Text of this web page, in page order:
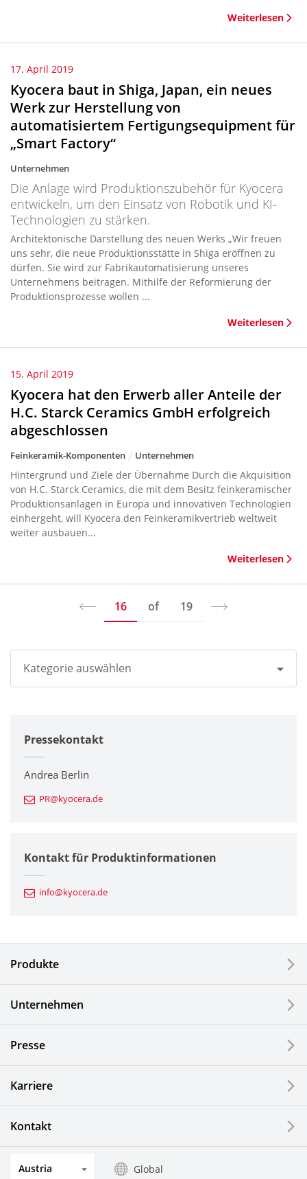
Weiterlesen
17. April 2019
Kyocera baut in Shiga, Japan, ein neues
Werk zur Herstellung von
automatisiertem Fertigungsequipment für
„Smart Factory“
Unternehmen
Die Anlage wird Produktionszubehör für Kyocera
entwickeln, um den Einsatz von Robotik und KI-
Technologien zu stärken.
Architektonische Darstellung des neuen Werks „Wir freuen
uns sehr, die neue Produktionsstätte in Shiga eröffnen zu
dürfen. Sie wird zur Fabrikautomatisierung unseres
Unternehmens beitragen. Mithilfe der Reformierung der
Produktionsprozesse wollen ...
Weiterlesen
15. April 2019
Kyocera hat den Erwerb aller Anteile der
H.C. Starck Ceramics GmbH erfolgreich
abgeschlossen
Feinkeramik-Komponenten Unternehmen
Hintergrund und Ziele der Übernahme Durch die Akquisition
von H.C. Starck Ceramics, die mit dem Besitz feinkeramischer
Produktionsanlagen in Europa und innovativen Technologien
einhergeht, will Kyocera den Feinkeramikvertrieb weltweit
weiter ausbauen...
Weiterlesen
16 of 19
Kategorie auswählen
Unternehmen
Drucker / Multifunktionsgeräte
Feinkeramik-Komponenten
Automotive Komponenten
Elektronische Komponenten & Geräte
Optische Komponenten
Photovoltaiksysteme
Küchenprodukte
Pressekontakt
Andrea Berlin
PR@kyocera.de
Kontakt für Produktinformationen
info@kyocera.de
Produkte
Unternehmen
Presse
Karriere
Kontakt
Austria Global